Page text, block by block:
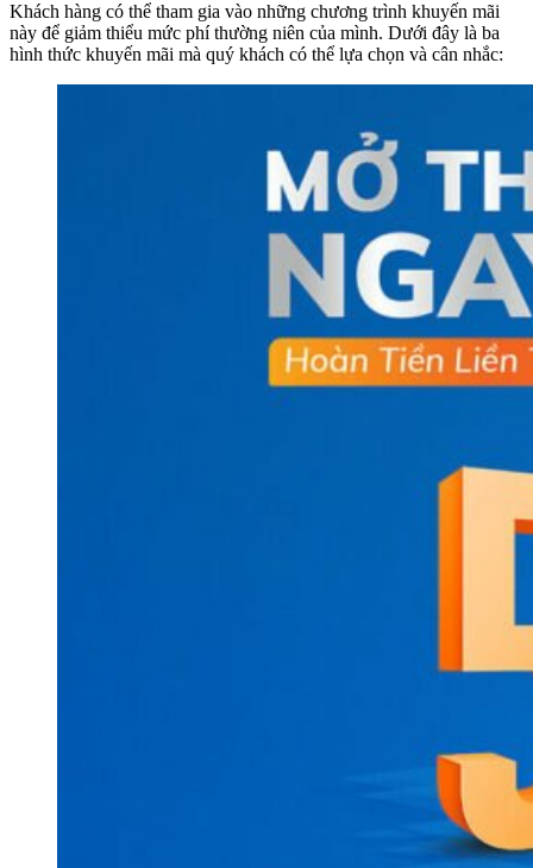
Khách hàng có thể tham gia vào những chương trình khuyến mãi
này để giảm thiểu mức phí thường niên của mình. Dưới đây là ba
hình thức khuyến mãi mà quý khách có thể lựa chọn và cân nhắc: